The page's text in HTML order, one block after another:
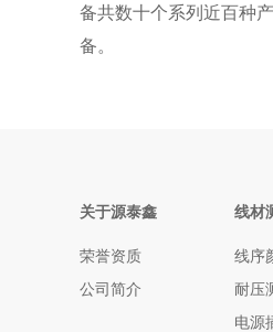
备共数十个系列近百种
备。
关于源泰鑫
荣誉资质
公司简介
线材
线序
耐压
电源